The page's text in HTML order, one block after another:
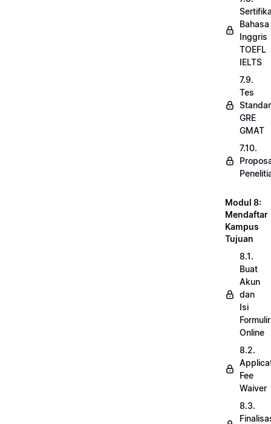
Bahasa
Inggris
TOEFL
IELTS
7.9.
Tes
GRE
GMAT
7.10.
Modul 8:
Mendaftar
Kampus
Tujuan
8.1.
Buat
Akun
dan
Isi
Formulir
Online
8.2.
Fee
Waiver
8.3.